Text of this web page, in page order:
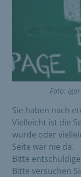
Foto:
Sie haben nach
Vielleicht ist die
wurde oder
Seite war nie da.
Bitte
Bitte versuchen